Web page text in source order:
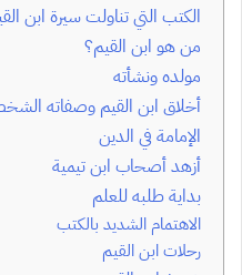
الكتب التي تناولت سيرة ابن
من هو ابن القيم؟
مولده ونشأته
أخلاق ابن القيم وصفاته
الإمامة في الدين
أزهد أصحاب ابن تيمية
بداية طلبه للعلم
الاهتمام الشديد بالكتب
رحلات ابن القيم